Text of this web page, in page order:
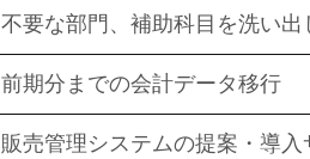
不要な部門、補助科目を洗い
前期分までの会計データ移行
販売管理システムの提案・導入